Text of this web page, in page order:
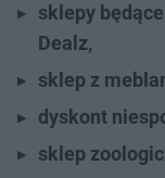
sklepy
Dealz,
sklep z
dyskont
sklep